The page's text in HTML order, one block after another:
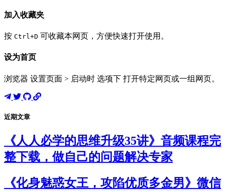
加入收藏夹
按 Ctrl+D 可收藏本网页，方便快速打开使用。
设为首页
浏览器 设置页面 > 启动时 选项下 打开特定网页或一组网页。
近期文章
《人人必学的思维升级35讲》音频课程完
整下载，做自己的问题解决专家
《化身魅惑女王，攻陷优质多金男》微信